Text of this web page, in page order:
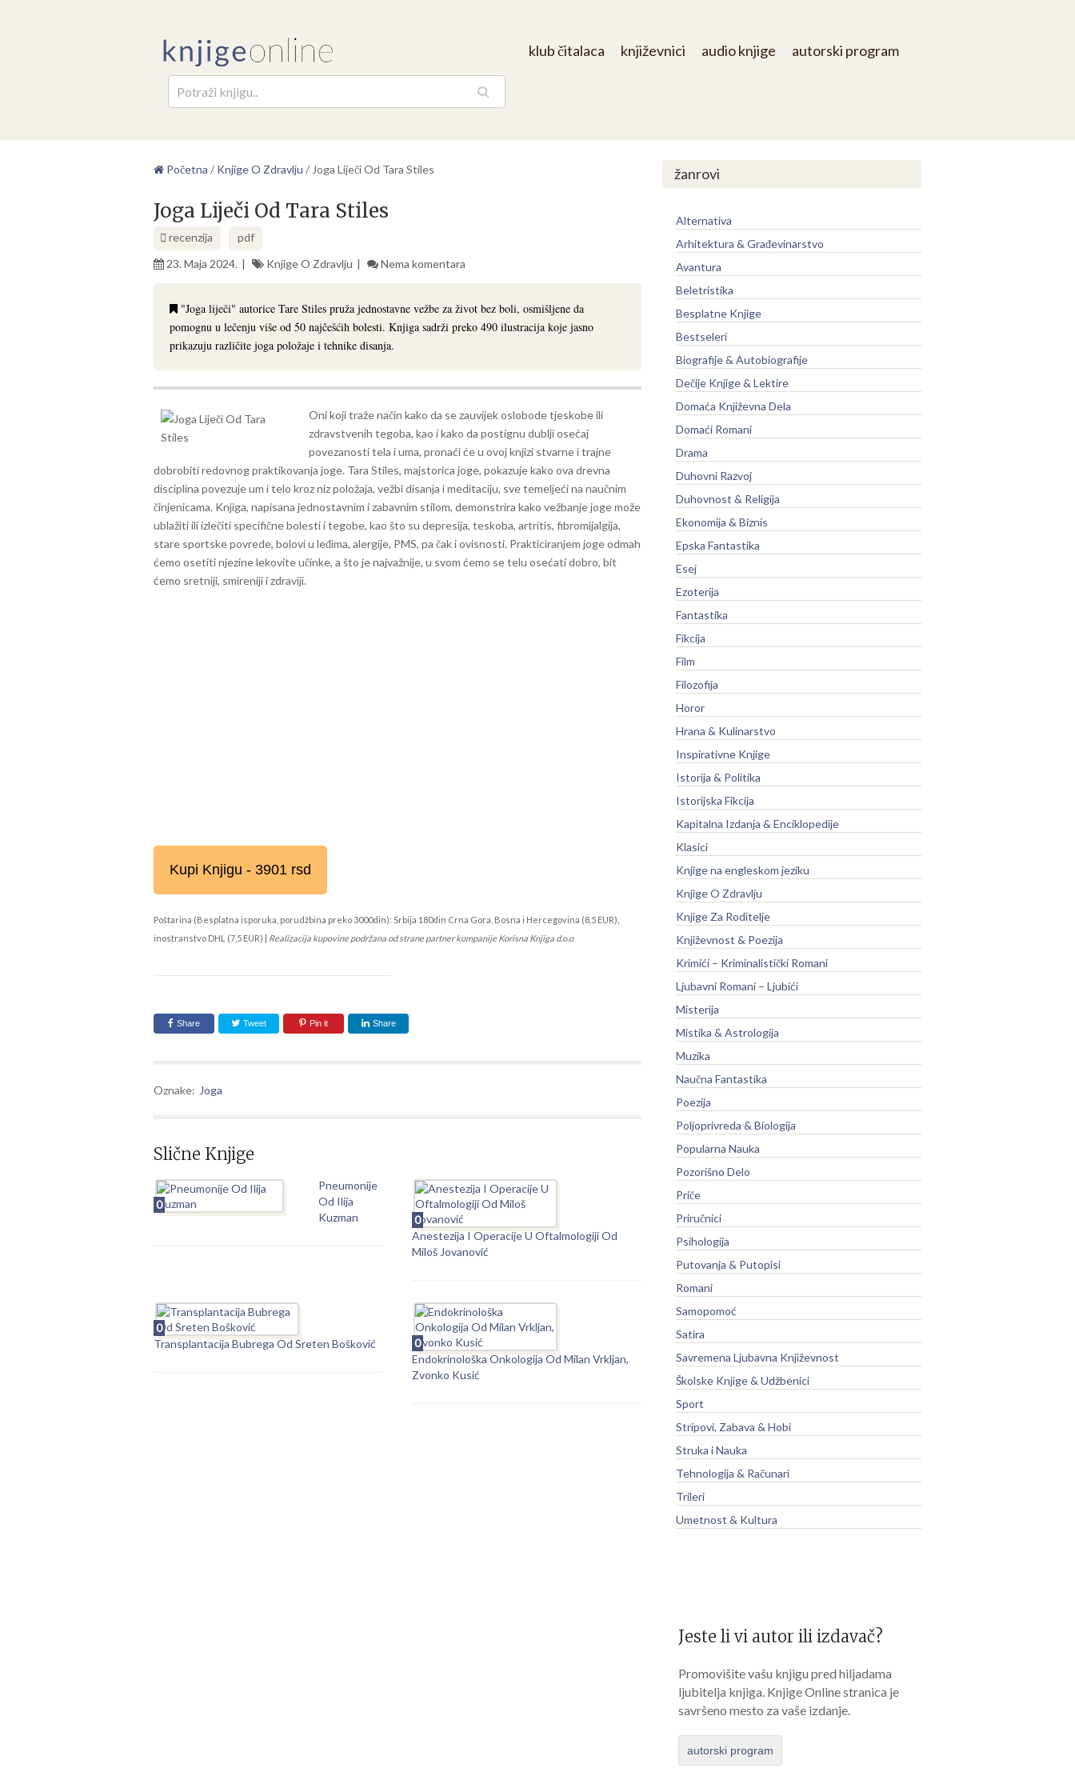
klub čitalaca književnici audio knjige autorski program
Početna / Knjige O Zdravlju / Joga Liječi Od Tara Stiles
Joga Liječi Od Tara Stiles
recenzija
pdf
23. Maja 2024.
Knjige O Zdravlju Nema komentara
"Joga liječi" autorice Tare Stiles pruža jednostavne vežbe za život bez boli, osmišljene da
pomognu u lečenju više od 50 najčešćih bolesti. Knjiga sadrži preko 490 ilustracija koje jasno
prikazuju različite joga položaje i tehnike disanja.
Oni koji traže način kako da se zauvijek oslobode tjeskobe ili
zdravstvenih tegoba, kao i kako da postignu dublji osećaj
povezanosti tela i uma, pronaći će u ovoj knjizi stvarne i trajne
dobrobiti redovnog praktikovanja joge. Tara Stiles, majstorica joge, pokazuje kako ova drevna
disciplina povezuje um i telo kroz niz položaja, vežbi disanja i meditaciju, sve temeljeći na naučnim
činjenicama. Knjiga, napisana jednostavnim i zabavnim stilom, demonstrira kako vežbanje joge može
ublažiti ili izlečiti specifične bolesti i tegobe, kao što su depresija, teskoba, artritis, fibromijalgija,
stare sportske povrede, bolovi u leđima, alergije, PMS, pa čak i ovisnosti. Prakticiranjem joge odmah
ćemo osetiti njezine lekovite učinke, a što je najvažnije, u svom ćemo se telu osećati dobro, bit
ćemo sretniji, smireniji i zdraviji.
Kupi Knjigu - 3901 rsd
Poštarina (Besplatna isporuka, porudžbina preko 3000din): Srbija 180din Crna Gora, Bosna i Hercegovina (8,5 EUR),
inostranstvo DHL (7,5 EUR) | Realizacija kupovine podržana od strane partner kompanije Korisna Knjiga d.o.o
Share Tweet Pin it Share
Oznake: Joga
Slične Knjige
0
Pneumonije
Od Ilija
Kuzman
0
Anestezija I Operacije U Oftalmologiji Od
Miloš Jovanović
0
Transplantacija Bubrega Od Sreten Bošković
0
Endokrinološka Onkologija Od Milan Vrkljan,
Zvonko Kusić
žanrovi
Alternativa
Arhitektura & Građevinarstvo
Avantura
Beletristika
Besplatne Knjige
Bestseleri
Biografije & Autobiografije
Dečije Knjige & Lektire
Domaća Književna Dela
Domaći Romani
Drama
Duhovni Razvoj
Duhovnost & Religija
Ekonomija & Biznis
Epska Fantastika
Esej
Ezoterija
Fantastika
Fikcija
Film
Filozofija
Horor
Hrana & Kulinarstvo
Inspirativne Knjige
Istorija & Politika
Istorijska Fikcija
Kapitalna Izdanja & Enciklopedije
Klasici
Knjige na engleskom jeziku
Knjige O Zdravlju
Knjige Za Roditelje
Književnost & Poezija
Krimići – Kriminalistički Romani
Ljubavni Romani – Ljubići
Misterija
Mistika & Astrologija
Muzika
Naučna Fantastika
Poezija
Poljoprivreda & Biologija
Popularna Nauka
Pozorišno Delo
Priče
Priručnici
Psihologija
Putovanja & Putopisi
Romani
Samopomoć
Satira
Savremena Ljubavna Književnost
Školske Knjige & Udžbenici
Sport
Stripovi, Zabava & Hobi
Struka i Nauka
Tehnologija & Računari
Trileri
Umetnost & Kultura
Jeste li vi autor ili izdavač?
Promovišite vašu knjigu pred hiljadama
ljubitelja knjiga. Knjige Online stranica je
savršeno mesto za vaše izdanje.
autorski program